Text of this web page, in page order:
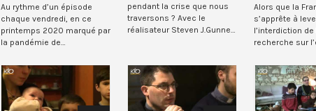
Au rythme d’un épisode
chaque vendredi, en ce
printemps 2020 marqué par
la pandémie de
pendant la crise que nous
traversons ? Avec le
réalisateur Steven J.Gunnell,
Alors que la
s’apprête à
l’interdiction de
recherche sur